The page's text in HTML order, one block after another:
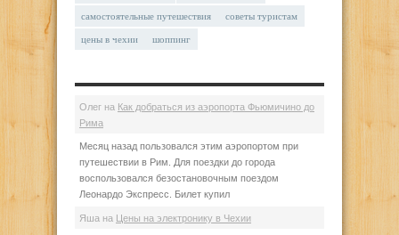
самостоятельные путешествия советы туристам
цены в чехии шоппинг
Олег на Как добраться из аэропорта Фьюмичино до
Рима
Месяц назад пользовался этим аэропортом при
путешествии в Рим. Для поездки до города
воспользовался безостановочным поездом
Леонардо Экспресс. Билет купил
Яша на Цены на электронику в Чехии